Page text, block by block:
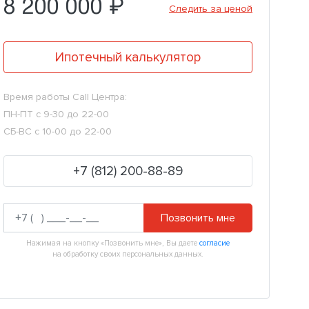
8 200 000 ₽ Следить за ценой
Ипотечный калькулятор
Время работы Call Центра:
ПН-ПТ с 9-30 до 22-00
СБ-ВС с 10-00 до 22-00
+7 (812) 200-88-89
Позвонить мне
Нажимая на кнопку «Позвонить мне», Вы даете согласие
на обработку своих персональных данных.